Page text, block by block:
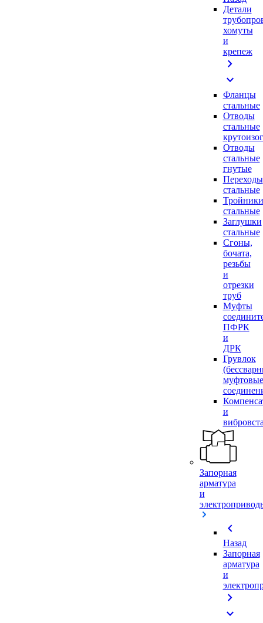
Детали
хомуты
и
крепеж
chevron_right
expand_more
Фланцы
стальные
Отводы
стальные
Отводы
стальные
гнутые
Переходы
стальные
Тройники
стальные
Заглушки
стальные
Сгоны,
бочата,
резьбы
и
отрезки
труб
Муфты
ПФРК
и
ДРК
Грувлок
муфтовые
и
Запорная
арматура
и
chevron_left
Назад
Запорная
арматура
и
chevron_right
expand_more